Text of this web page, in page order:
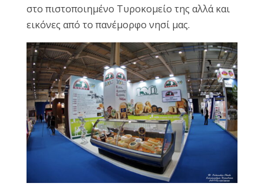
στο πιστοποιημένο Τυροκομείο της αλλά και
εικόνες από το πανέμορφο νησί μας.